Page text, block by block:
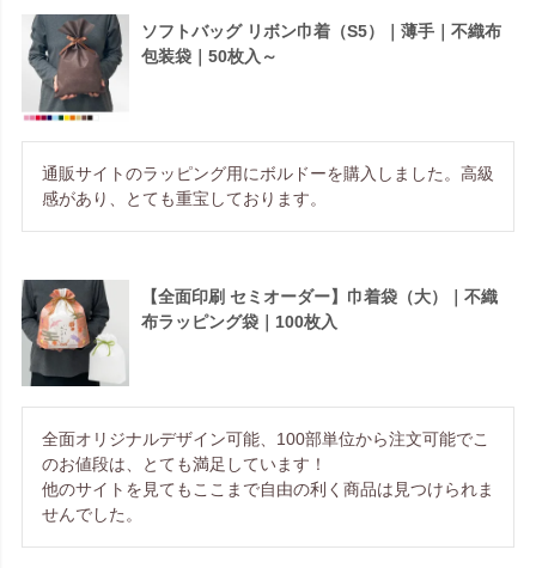
ソフトバッグ リボン巾着（S5）｜薄手｜不織布
包装袋｜50枚入～
通販サイトのラッピング用にボルドーを購入しました。高級
感があり、とても重宝しております。
【全面印刷 セミオーダー】巾着袋（大）｜不織
布ラッピング袋｜100枚入
全面オリジナルデザイン可能、100部単位から注文可能でこ
のお値段は、とても満足しています！
他のサイトを見てもここまで自由の利く商品は見つけられま
せんでした。